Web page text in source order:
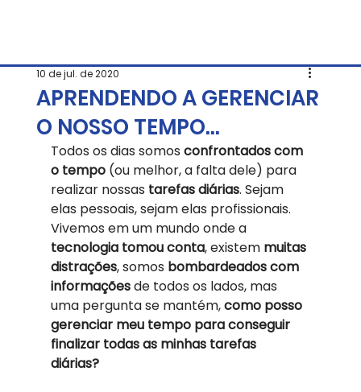
APRENDENDO A GERENCIAR
O NOSSO TEMPO…
10 de jul. de 2020
Todos os dias somos confrontados com
o tempo (ou melhor, a falta dele) para
realizar nossas tarefas diárias. Sejam
elas pessoais, sejam elas profissionais.
Vivemos em um mundo onde a
tecnologia tomou conta, existem muitas
distrações, somos bombardeados com
informações de todos os lados, mas
uma pergunta se mantém, como posso
gerenciar meu tempo para conseguir
finalizar todas as minhas tarefas
diárias?